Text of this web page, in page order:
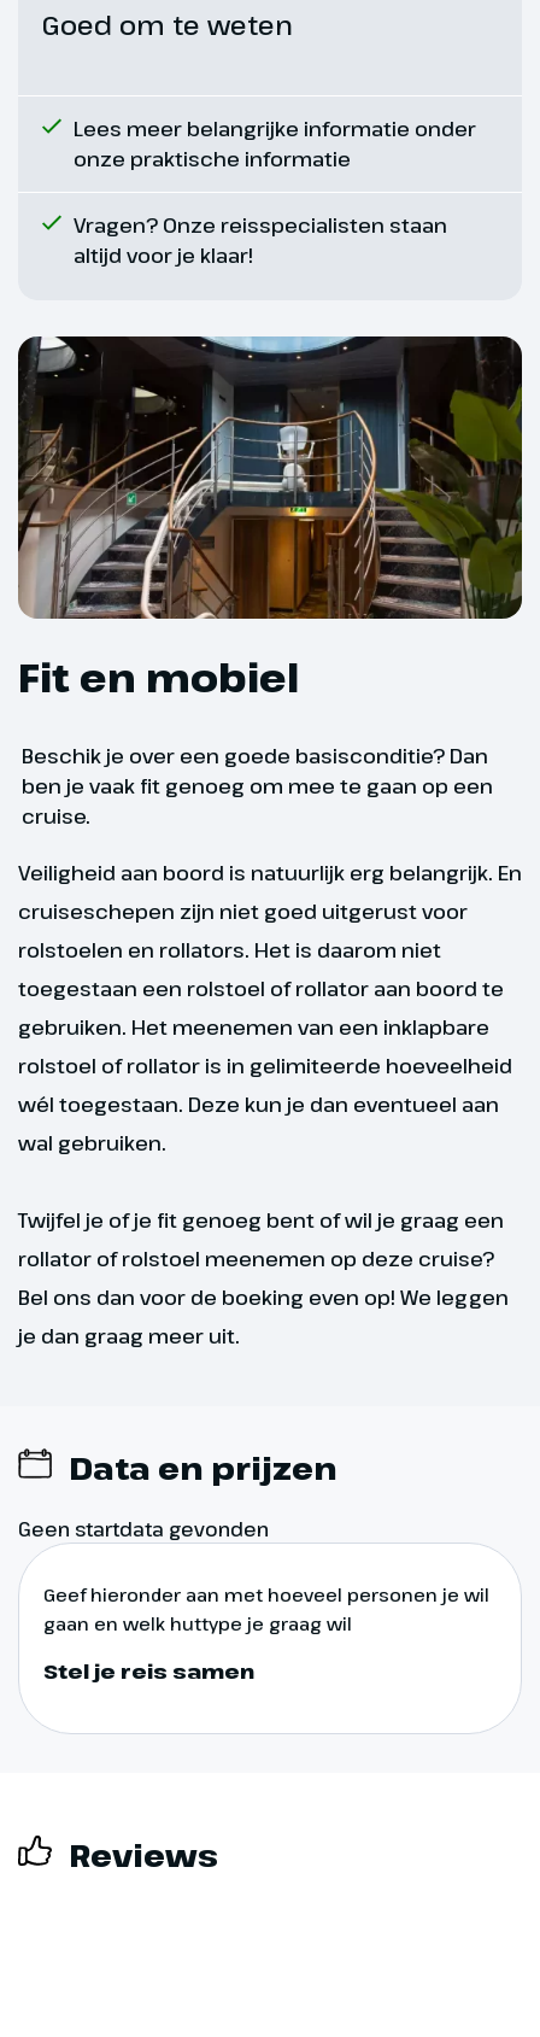
Arnhem
Antwerpen is een bruisende
een internationale uitstraling.
Slenter door de sfeervolle
straatjes van het oude centrum
en bewonder de gotische pracht
van de Onze-Lieve-
Vrouwekathedraal. Het
Rubenshuis laat je kennismaken
met het leven en werk van de
beroemde schilder.
Shopliefhebbers vinden hun weg
diamantbuurt, waar de
schittering van juwelen letterlijk
zonnige dag is er geen betere
plek dan een terras op de Grote
écht te ervaren. Aan het einde
van de middag nemen we
Nederland. Tijdens het feestelijke
afscheidsdiner aan boord blik je
samen met je reisgenoten terug
op de vele indrukken van de
afgelopen dagen.
Hoogtepunt
Antwerpen
Dag 6
Arnhem
om afscheid te nemen van
medereizigers, de bemanning en
Goed om te weten
Lees meer belangrijke informatie onder
onze praktische informatie
Vragen? Onze reisspecialisten staan
altijd voor je klaar!
Fit en mobiel
Beschik je over een goede basisconditie? Dan
ben je vaak fit genoeg om mee te gaan op een
cruise.
Veiligheid aan boord is natuurlijk erg belangrijk. En
cruiseschepen zijn niet goed uitgerust voor
rolstoelen en rollators. Het is daarom niet
toegestaan een rolstoel of rollator aan boord te
gebruiken. Het meenemen van een inklapbare
rolstoel of rollator is in gelimiteerde hoeveelheid
wél toegestaan. Deze kun je dan eventueel aan
wal gebruiken.
Twijfel je of je fit genoeg bent of wil je graag een
rollator of rolstoel meenemen op deze cruise?
Bel ons dan voor de boeking even op! We leggen
je dan graag meer uit.
Data en prijzen
Geen startdata gevonden
Geef hieronder aan met hoeveel personen je wil
gaan en welk huttype je graag wil
Stel je reis samen
Reviews